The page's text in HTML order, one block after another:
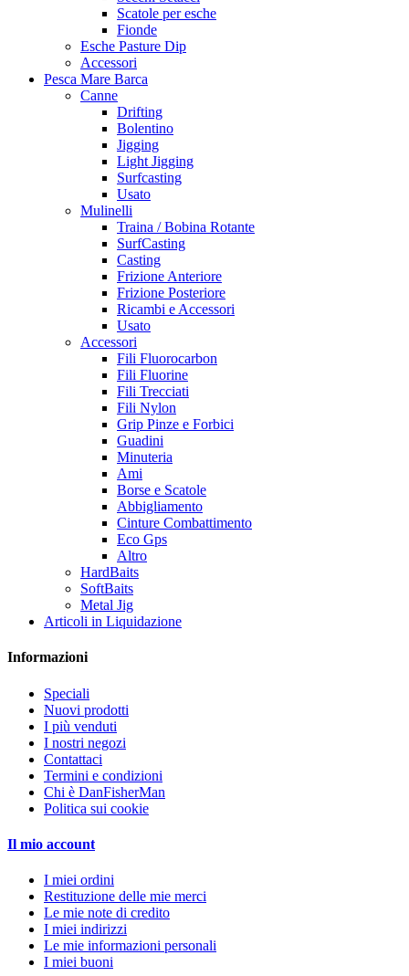
Scatole per esche
Fionde
Esche Pasture Dip
Accessori
Pesca Mare Barca
Canne
Drifting
Bolentino
Jigging
Light Jigging
Surfcasting
Usato
Mulinelli
Traina / Bobina Rotante
SurfCasting
Casting
Frizione Anteriore
Frizione Posteriore
Ricambi e Accessori
Usato
Accessori
Fili Fluorocarbon
Fili Fluorine
Fili Trecciati
Fili Nylon
Grip Pinze e Forbici
Guadini
Minuteria
Ami
Borse e Scatole
Abbigliamento
Cinture Combattimento
Eco Gps
Altro
HardBaits
SoftBaits
Metal Jig
Articoli in Liquidazione
Informazioni
Speciali
Nuovi prodotti
I più venduti
I nostri negozi
Contattaci
Termini e condizioni
Chi è DanFisherMan
Politica sui cookie
Il mio account
I miei ordini
Restituzione delle mie merci
Le mie note di credito
I miei indirizzi
Le mie informazioni personali
I miei buoni